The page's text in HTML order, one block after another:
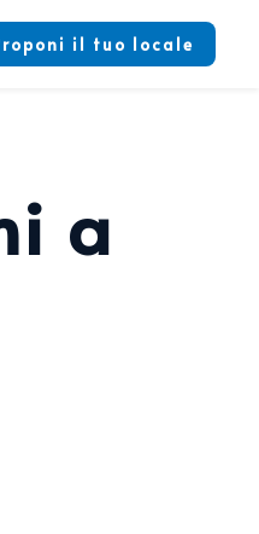
il tuo locale
a